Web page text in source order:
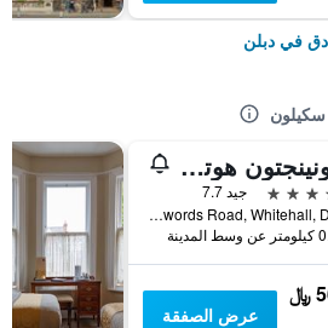
في دبلن
سكيلون
بونينجتون هوتيل & ليجير سنتر
جيد 7.7
Swords Road, Whitehall, D9, دبلن, أيرلندا
المدينة
﷼
عرض الصفقة